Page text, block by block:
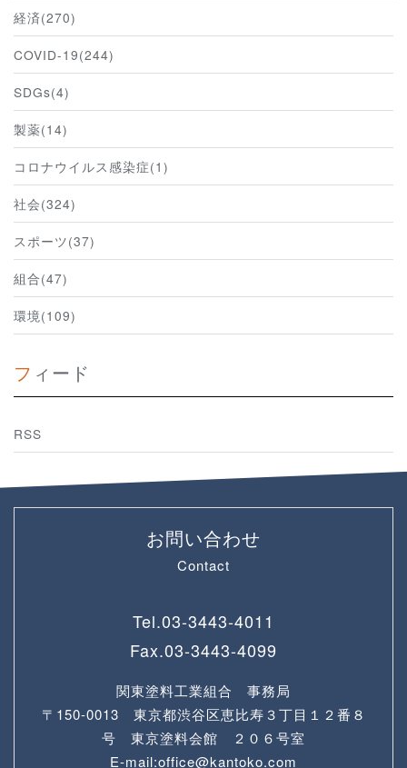
経済(270)
COVID-19(244)
SDGs(4)
製薬(14)
コロナウイルス感染症(1)
社会(324)
スポーツ(37)
組合(47)
環境(109)
フィード
RSS
お問い合わせ
Contact
Tel.03-3443-4011
Fax.03-3443-4099
関東塗料工業組合 事務局
〒150-0013 東京都渋谷区恵比寿３丁目１２番８
号 東京塗料会館 ２０６号室
E-mail:office@kantoko.com